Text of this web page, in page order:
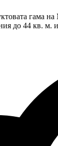
гама
до 44 кв. м.